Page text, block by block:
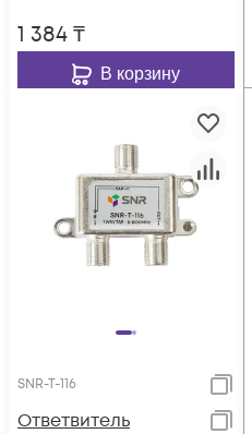
1 384₸
В корзину
SNR-T-116
Ответвитель